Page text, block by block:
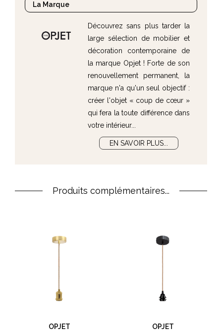
La Marque
Découvrez sans plus tarder la
large sélection de mobilier et
décoration contemporaine de
la marque Opjet ! Forte de son
renouvellement permanent, la
marque n'a qu'un seul objectif :
créer l'objet « coup de cœur »
qui fera la toute différence dans
votre intérieur...
EN SAVOIR PLUS...
Produits complémentaires...
OPJET OPJET